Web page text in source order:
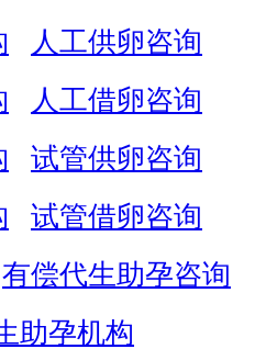
人工供卵咨询
人工借卵咨询
试管供卵咨询
试管借卵咨询
有偿代生助孕咨询
助孕机构